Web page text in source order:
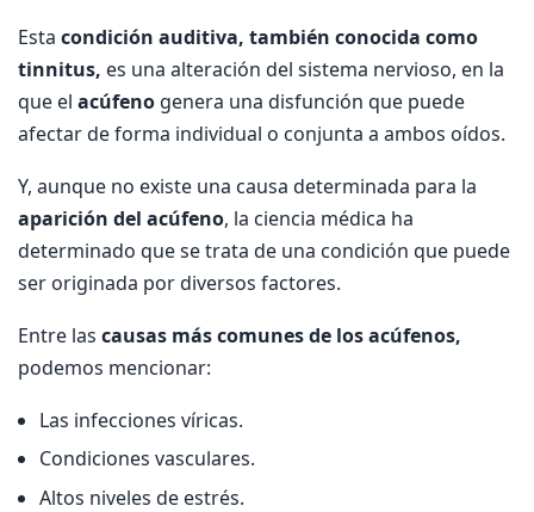
Esta condición auditiva, también conocida como
tinnitus, es una alteración del sistema nervioso, en la
que el acúfeno genera una disfunción que puede
afectar de forma individual o conjunta a ambos oídos.
Y, aunque no existe una causa determinada para la
aparición del acúfeno, la ciencia médica ha
determinado que se trata de una condición que puede
ser originada por diversos factores.
Entre las causas más comunes de los acúfenos,
podemos mencionar:
Las infecciones víricas.
Condiciones vasculares.
Altos niveles de estrés.